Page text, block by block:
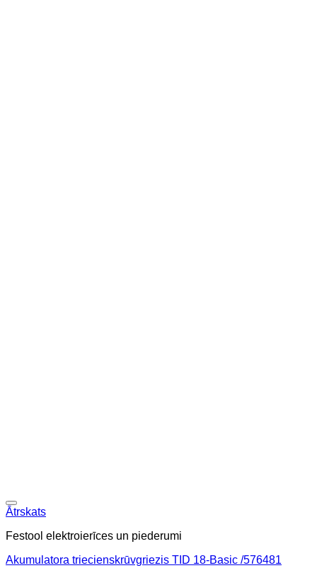
Ātrskats
Festool elektroierīces un piederumi
Akumulatora triecienskrūvgriezis TID 18-Basic /576481